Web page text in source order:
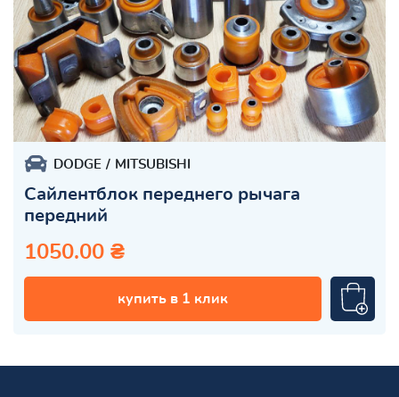
DODGE MITSUBISHI
Сайлентблок переднего рычага
передний
1050.00 ₴
купить в 1 клик